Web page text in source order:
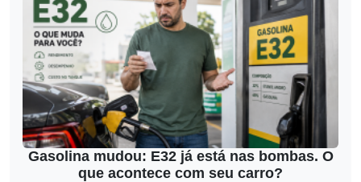
Gasolina mudou: E32 já está nas bombas. O
que acontece com seu carro?